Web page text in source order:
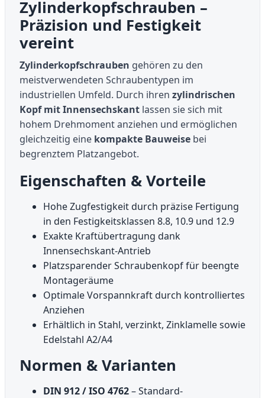
Zylinderkopfschrauben –
Präzision und Festigkeit
vereint
Zylinderkopfschrauben gehören zu den
meistverwendeten Schraubentypen im
industriellen Umfeld. Durch ihren zylindrischen
Kopf mit Innensechskant lassen sie sich mit
hohem Drehmoment anziehen und ermöglichen
gleichzeitig eine kompakte Bauweise bei
begrenztem Platzangebot.
Eigenschaften & Vorteile
Hohe Zugfestigkeit durch präzise Fertigung
in den Festigkeitsklassen 8.8, 10.9 und 12.9
Exakte Kraftübertragung dank
Innensechskant-Antrieb
Platzsparender Schraubenkopf für beengte
Montageräume
Optimale Vorspannkraft durch kontrolliertes
Anziehen
Erhältlich in Stahl, verzinkt, Zinklamelle sowie
Edelstahl A2/A4
Normen & Varianten
DIN 912 / ISO 4762– Standard-